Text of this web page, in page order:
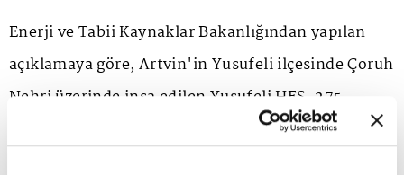
Enerji ve Tabii Kaynaklar Bakanlığından yapılan
açıklamaya göre, Artvin'in Yusufeli ilçesinde Çoruh
Nehri üzerinde inşa edilen Yusufeli HES, 275
metrelik gövde yüksekliğiyle beton kemer barajlar